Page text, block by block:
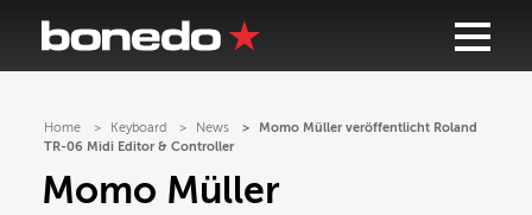
Home Keyboard News
Momo Müller veröffentlicht Roland
TR-06 Midi Editor & Controller
Momo Müller